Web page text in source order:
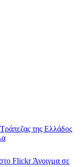
της Ελλάδος
FlickrΆνοιγμα σε